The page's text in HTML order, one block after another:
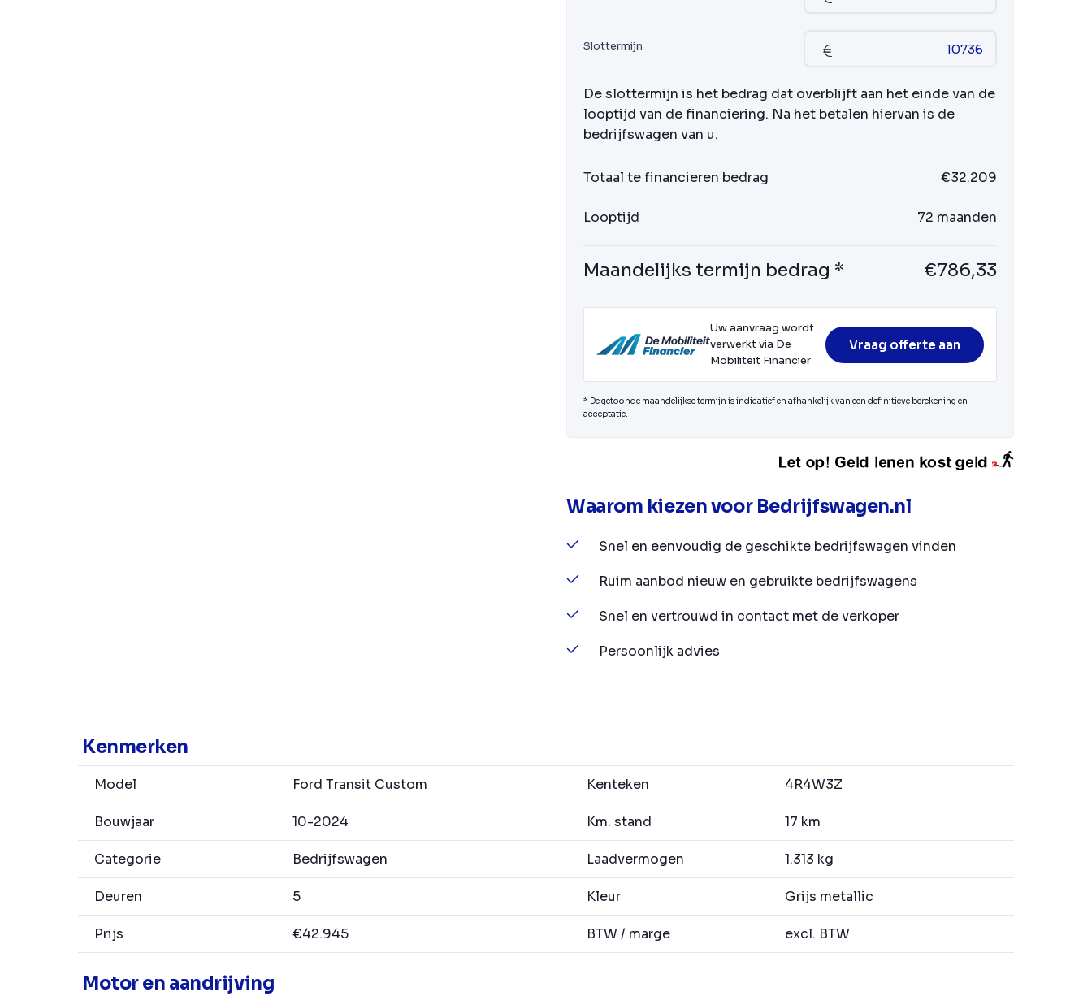
Slottermijn
De slottermijn is het bedrag dat overblijft aan het einde van de
looptijd van de financiering. Na het betalen hiervan is de
bedrijfswagen van u.
Totaal te financieren bedrag €32.209
Looptijd 72 maanden
Maandelijks termijn bedrag * €786,33
Uw aanvraag wordt
verwerkt via De
Mobiliteit Financier
Vraag offerte aan
* De getoonde maandelijkse termijn is indicatief en afhankelijk van een definitieve berekening en
acceptatie.
Waarom kiezen voor Bedrijfswagen.nl
Snel en eenvoudig de geschikte bedrijfswagen vinden
Ruim aanbod nieuw en gebruikte bedrijfswagens
Snel en vertrouwd in contact met de verkoper
Persoonlijk advies
Kenmerken
Model Ford Transit Custom Kenteken 4R4W3Z
Bouwjaar 10-2024 Km. stand 17 km
Categorie Bedrijfswagen Laadvermogen 1.313 kg
Deuren 5 Kleur Grijs metallic
Prijs €42.945 BTW / marge excl. BTW
Motor en aandrijving